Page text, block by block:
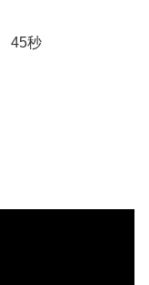
45秒